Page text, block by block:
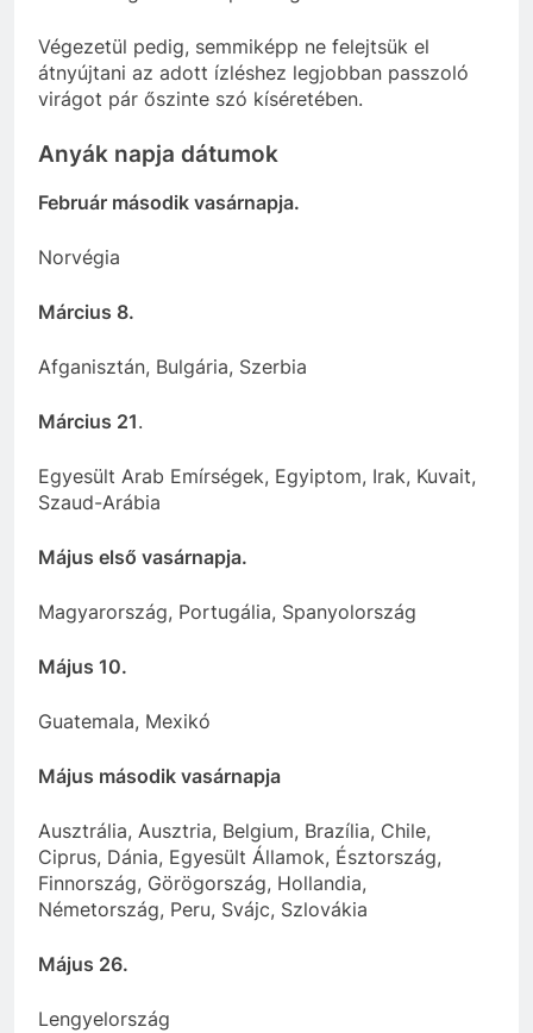
Végezetül pedig, semmiképp ne felejtsük el
átnyújtani az adott ízléshez legjobban passzoló
virágot pár őszinte szó kíséretében.
Anyák napja dátumok
Február második vasárnapja.
Norvégia
Március 8.
Afganisztán, Bulgária, Szerbia
Március 21.
Egyesült Arab Emírségek, Egyiptom, Irak, Kuvait,
Szaud-Arábia
Május első vasárnapja.
Magyarország, Portugália, Spanyolország
Május 10.
Guatemala, Mexikó
Május második vasárnapja
Ausztrália, Ausztria, Belgium, Brazília, Chile,
Ciprus, Dánia, Egyesült Államok, Észtország,
Finnország, Görögország, Hollandia,
Németország, Peru, Svájc, Szlovákia
Május 26.
Lengyelország